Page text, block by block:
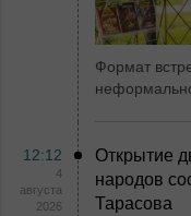
Формат
12:12
4
августа
2026
Открытие
народов
Тарасова